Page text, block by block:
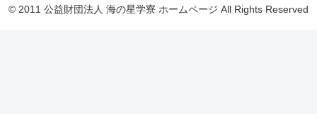
© 2011 公益財団法人 海の星学寮 ホームページ All Rights Reserved